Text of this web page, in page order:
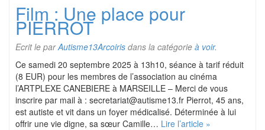
Film : Une place pour
PIERROT
Ecrit le parAutisme13Arcoiris dans la catégorie à voir.
Ce samedi 20 septembre 2025 à 13h10, séance à tarif réduit
(8 EUR) pour les membres de l’association au cinéma
l’ARTPLEXE CANEBIERE à MARSEILLE – Merci de vous
inscrire par mail à : secretariat@autisme13.fr Pierrot, 45 ans,
est autiste et vit dans un foyer médicalisé. Déterminée à lui
offrir une vie digne, sa sœur Camille… Lire l’article »